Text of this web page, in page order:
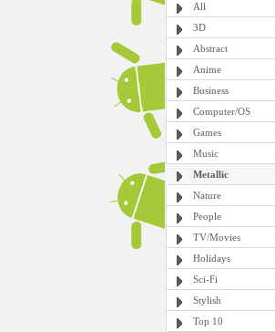
All
3D
Abstract
Anime
Business
Computer/OS
Games
Music
Metallic
Nature
People
TV/Movies
Holidays
Sci-Fi
Stylish
Top 10